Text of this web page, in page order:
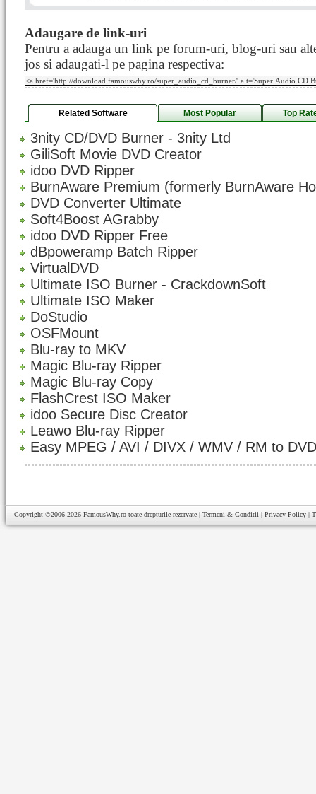
Adaugare de link-uri
Pentru a adauga un link pe forum-uri, blog-uri sau
jos si adaugati-l pe pagina respectiva:
Related Software Most Popular Top
3nity CD/DVD Burner - 3nity Ltd
GiliSoft Movie DVD Creator
idoo DVD Ripper
BurnAware Premium (formerly BurnAware
DVD Converter Ultimate
Soft4Boost AGrabby
idoo DVD Ripper Free
dBpoweramp Batch Ripper
VirtualDVD
Ultimate ISO Burner - CrackdownSoft
Ultimate ISO Maker
DoStudio
OSFMount
Blu-ray to MKV
Magic Blu-ray Ripper
Magic Blu-ray Copy
FlashCrest ISO Maker
idoo Secure Disc Creator
Leawo Blu-ray Ripper
Easy MPEG / AVI / DIVX / WMV / RM to DVD
Copyright ©2006-2026 FamousWhy.ro toate drepturile rezervate | Termeni & Conditii | Privacy Policy |